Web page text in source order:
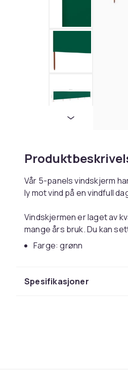
Vår 5-panels vindskjerm
ly mot vind på en vindfull
Vindskjermen er laget av
mange års bruk. Du kan
Farge: grønn
Høyde stolpe: 190 cm
Spesifikasjoner